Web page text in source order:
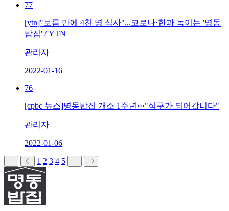
77
[ytn]"보름 만에 4천 명 식사"...코로나·한파 녹이는 '명동
밥집' / YTN
관리자
2022-01-16
76
[cpbc 뉴스]명동밥집 개소 1주년···"식구가 되어갑니다"
관리자
2022-01-06
1 2 3 4 5